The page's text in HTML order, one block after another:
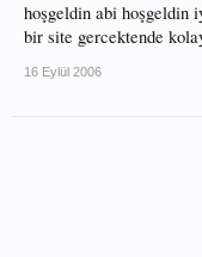
hoşgeldin abi hoşgeldin
bir site gercektende
16 Eylül 2006